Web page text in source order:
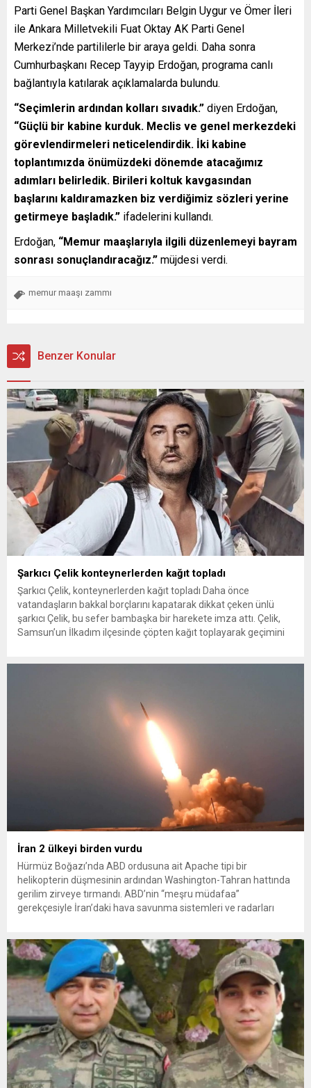
Parti Genel Başkan Yardımcıları Belgin Uygur ve Ömer İleri
ile Ankara Milletvekili Fuat Oktay AK Parti Genel
Merkezi’nde partililerle bir araya geldi. Daha sonra
Cumhurbaşkanı Recep Tayyip Erdoğan, programa canlı
bağlantıyla katılarak açıklamalarda bulundu.
“Seçimlerin ardından kolları sıvadık.” diyen Erdoğan,
“Güçlü bir kabine kurduk. Meclis ve genel merkezdeki
görevlendirmeleri neticelendirdik. İki kabine
toplantımızda önümüzdeki dönemde atacağımız
adımları belirledik. Birileri koltuk kavgasından
başlarını kaldıramazken biz verdiğimiz sözleri yerine
getirmeye başladık.” ifadelerini kullandı.
Erdoğan, “Memur maaşlarıyla ilgili düzenlemeyi bayram
sonrası sonuçlandıracağız.” müjdesi verdi.
memur maaşı zammı
Benzer Konular
Şarkıcı Çelik konteynerlerden kağıt topladı
Şarkıcı Çelik, konteynerlerden kağıt topladı Daha önce
vatandaşların bakkal borçlarını kapatarak dikkat çeken ünlü
şarkıcı Çelik, bu sefer bambaşka bir harekete imza attı. Çelik,
Samsun’un İlkadım ilçesinde çöpten kağıt toplayarak geçimini
İran 2 ülkeyi birden vurdu
Hürmüz Boğazı’nda ABD ordusuna ait Apache tipi bir
helikopterin düşmesinin ardından Washington-Tahran hattında
gerilim zirveye tırmandı. ABD’nin “meşru müdafaa”
gerekçesiyle İran’daki hava savunma sistemleri ve radarları
yeni bir ABD saldırısına anında yanıt verileceğini duyurdu....